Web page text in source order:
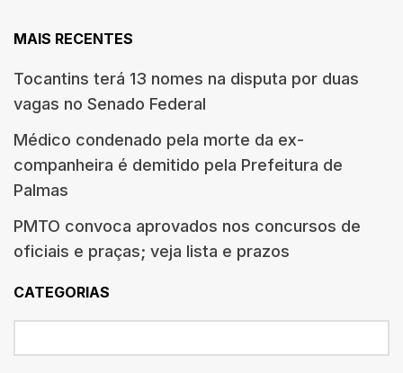
MAIS RECENTES
Tocantins terá 13 nomes na disputa por duas
vagas no Senado Federal
Médico condenado pela morte da ex-
companheira é demitido pela Prefeitura de
Palmas
PMTO convoca aprovados nos concursos de
oficiais e praças; veja lista e prazos
CATEGORIAS